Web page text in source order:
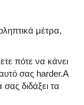
μέτρα,
πότε να κάνει
σας harder.A
διδάξει τα